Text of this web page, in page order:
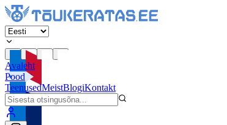
Avaleht
Pood
TeenusedMeistBlogiKontakt